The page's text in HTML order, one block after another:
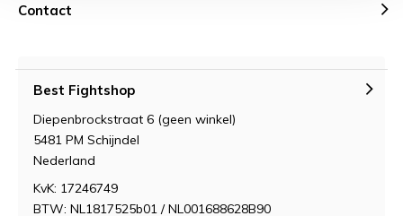
Contact
Best Fightshop
Diepenbrockstraat 6 (geen winkel)
5481 PM Schijndel
Nederland
KvK: 17246749
BTW: NL1817525b01 / NL001688628B90